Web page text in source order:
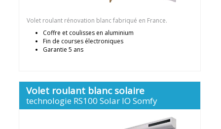
Volet roulant rénovation blanc fabriqué en France.
Coffre et coulisses en aluminium
Fin de courses électroniques
Garantie 5 ans
Volet roulant blanc solaire
technologie RS100 Solar IO Somfy